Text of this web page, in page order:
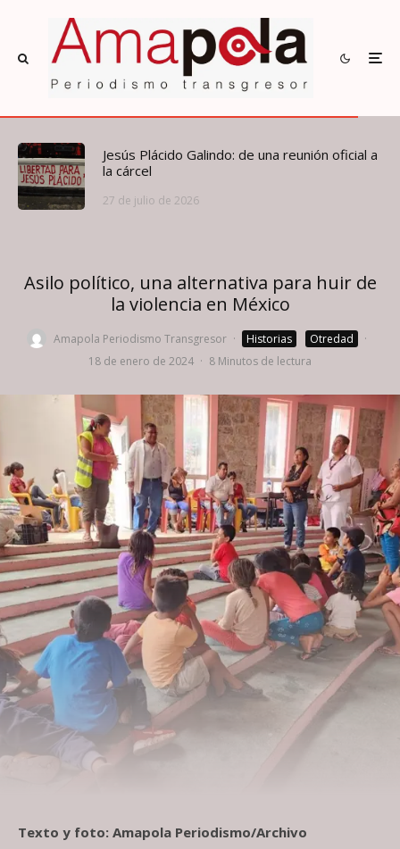
Jesús Plácido Galindo: de una reunión oficial a
la cárcel
27 de julio de 2026
Asilo político, una alternativa para huir de
la violencia en México
Amapola Periodismo Transgresor · Historias Otredad
·
18 de enero de 2024 · 8 Minutos de lectura
Texto y foto: Amapola Periodismo/Archivo